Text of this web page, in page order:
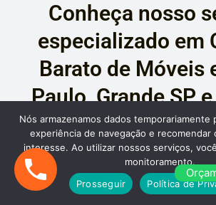
Conheça nosso
especializado em
Barato de Móveis
Paulo, Grande SP
A Mudança Barata é a sua
paraCarreto de Móveisem São
serviços econômicos de frete
Nós armazenamos dados temporariamente
experiência de navegação e recomendar
interesse. Ao utilizar nossos serviços,
monitoramento.
Prosseguir
Política de